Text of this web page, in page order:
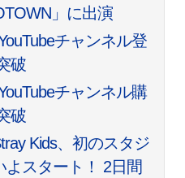
」に出演
チャンネル登
破
チャンネル購
破
Kids、初のスタジ
よスタート！ 2日間